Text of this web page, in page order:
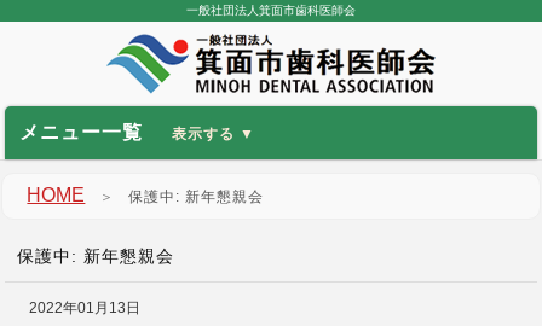
一般社団法人箕面市歯科医師会
メニュー一覧
HOME ＞保護中: 新年懇親会
保護中: 新年懇親会
2022年01月13日